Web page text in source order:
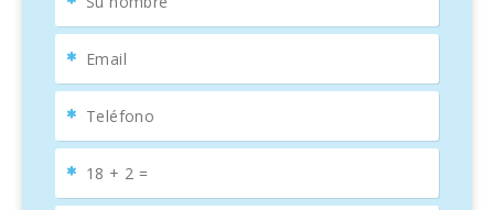
La finca cuenta con varias terrazas y porches, incluida una
granterraza con comedor para 12 personasy un área
de sofás, perfecta para disfrutar de las
Mallorca. Para el entretenimiento, un porche adicional
alberga unamesa de ping-pong profesional
interior de la fincaofrece una combinación armoniosa
de diseño moderno y elementos tradicionales. Con un
concepto de vivienda abierto en forma de loft, la luz